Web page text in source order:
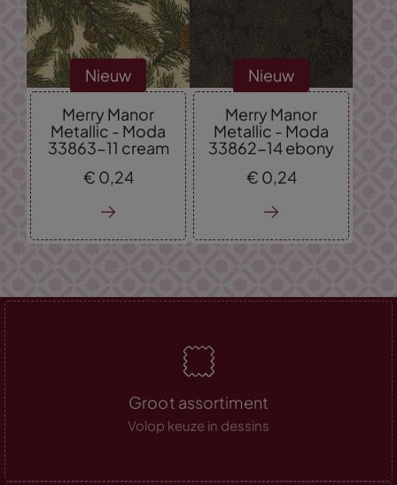
Nieuw
Merry Manor
Metallic - Moda
33863-11 cream
€ 0, 24
Nieuw
Merry Manor
Metallic - Moda
33862-14 ebony
€ 0, 24
Groot assortiment
Volop keuze in dessins